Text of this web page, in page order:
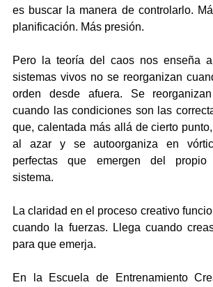
es buscar la manera de controlarlo.
planificación. Más presión.
Pero la teoría del caos nos enseña
sistemas vivos no se reorganizan
orden desde afuera. Se
cuando las condiciones son las
que, calentada más allá de cierto
al azar y se autoorganiza en
perfectas que emergen del propio
sistema.
La claridad en el proceso creativo
cuando la fuerzas. Llega cuando
para que emerja.
En la Escuela de Entrenamiento